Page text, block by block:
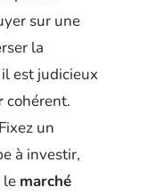
sur une
la
est judicieux
cohérent.
un
à investir,
le marché